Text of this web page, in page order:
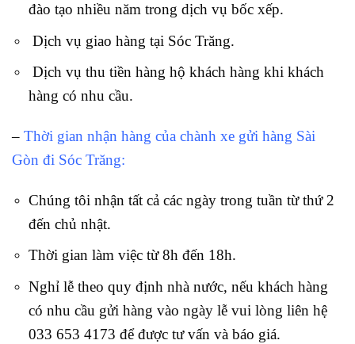
đào tạo nhiều năm trong dịch vụ bốc xếp.
Dịch vụ giao hàng tại Sóc Trăng.
Dịch vụ thu tiền hàng hộ khách hàng khi khách
hàng có nhu cầu.
– Thời gian nhận hàng của chành xe gửi hàng Sài
Gòn đi Sóc Trăng:
Chúng tôi nhận tất cả các ngày trong tuần từ thứ 2
đến chủ nhật.
Thời gian làm việc từ 8h đến 18h.
Nghỉ lễ theo quy định nhà nước, nếu khách hàng
có nhu cầu gửi hàng vào ngày lễ vui lòng liên hệ
033 653 4173 để được tư vấn và báo giá.